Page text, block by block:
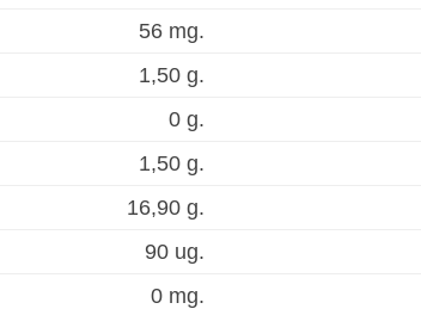
56 mg.
1,50 g.
0 g.
1,50 g.
16,90 g.
90 ug.
0 mg.